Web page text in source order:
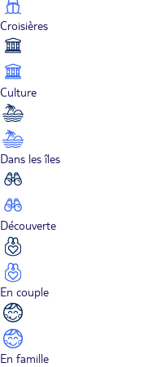
Croisières
Culture
Dans les îles
Découverte
En couple
En famille